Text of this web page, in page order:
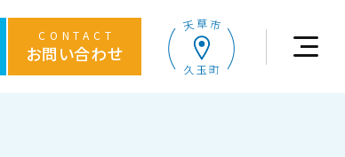
お問い合わせ
CONTACT